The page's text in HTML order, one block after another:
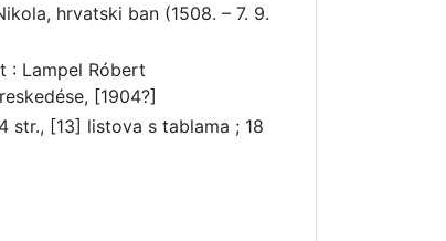
hrvatski ban (1508. – 7. 9.
: Lampel Róbert
[1904?]
str., [13] listova s tablama ; 18